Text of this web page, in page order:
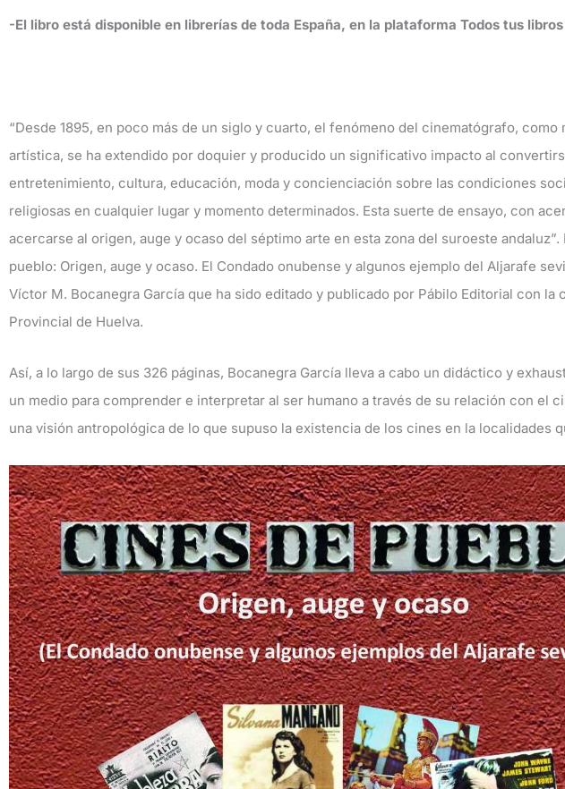
-El libro está disponible en librerías de toda España, en la plataforma Todos tus
“Desde 1895, en poco más de un siglo y cuarto, el fenómeno del cinematógrafo,
artística, se ha extendido por doquier y producido un significativo impacto al
entretenimiento, cultura, educación, moda y concienciación sobre las condiciones
religiosas en cualquier lugar y momento determinados. Esta suerte de ensayo, con
acercarse al origen, auge y ocaso del séptimo arte en esta zona del suroeste andaluz”.
pueblo: Origen, auge y ocaso. El Condado onubense y algunos ejemplo del Aljarafe
Víctor M. Bocanegra García que ha sido editado y publicado por Pábilo Editorial con la
Provincial de Huelva.
Así, a lo largo de sus 326 páginas, Bocanegra García lleva a cabo un didáctico y
un medio para comprender e interpretar al ser humano a través de su relación con el
una visión antropológica de lo que supuso la existencia de los cines en la localidades